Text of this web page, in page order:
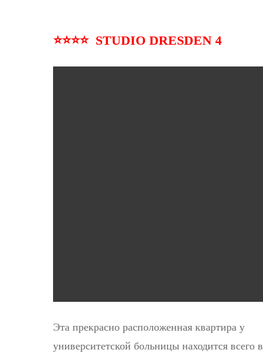
⭐⭐⭐⭐ STUDIO DRESDEN 4
Эта прекрасно расположенная квартира у
университетской больницы находится всего в